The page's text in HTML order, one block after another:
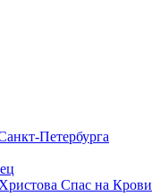
Петербурга
Спас на Крови